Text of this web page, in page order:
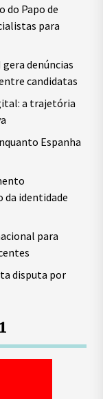
do Papo de
para
denúncias
candidatas
a trajetória
Espanha
identidade
para
disputa por